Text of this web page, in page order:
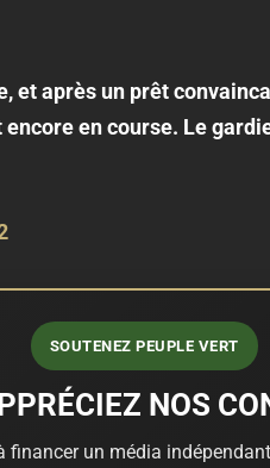
et après un prêt
en course. Le
SOUTENEZ PEUPLE VERT
NOS
financer un média